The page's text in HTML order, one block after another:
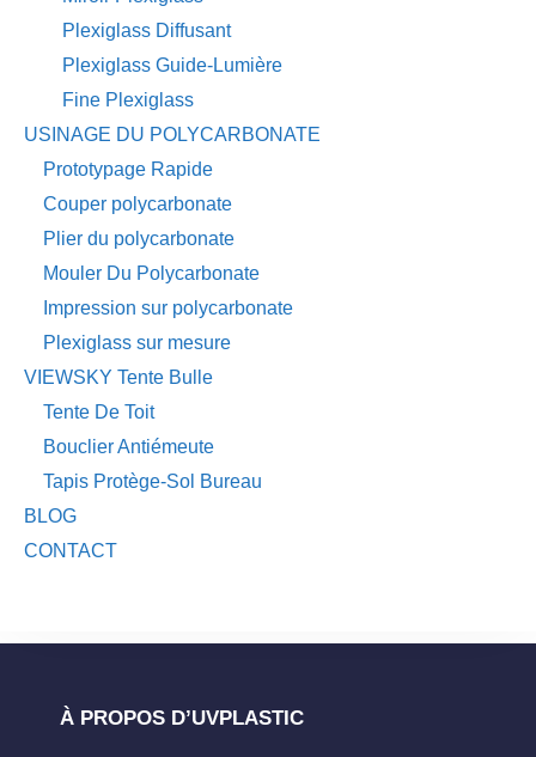
Plexiglass Diffusant
Plexiglass Guide-Lumière
Fine Plexiglass
USINAGE DU POLYCARBONATE
Prototypage Rapide
Couper polycarbonate
Plier du polycarbonate
Mouler Du Polycarbonate
Impression sur polycarbonate
Plexiglass sur mesure
VIEWSKY Tente Bulle
Tente De Toit
Bouclier Antiémeute
Tapis Protège-Sol Bureau
BLOG
CONTACT
À PROPOS D’UVPLASTIC